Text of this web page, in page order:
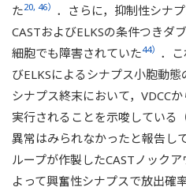
た20, 46） ．さらに，抑制性シナ
CASTおよびELKSの条件つきダ
細胞でも障害されていた44） ．
びELKSによるシナプス小胞動
シナプス終末において，VDCCか
実行されることを示唆している
異常はみられなかったと報告し
ループが作製したCASTノック
よって興奮性シナプスで放出確